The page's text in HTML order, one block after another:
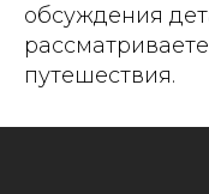
обсуждения
путешествия.